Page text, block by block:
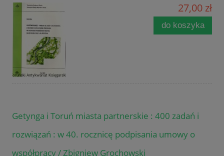
27,00 zł
do koszyka
Getynga i Toruń miasta partnerskie : 400 zadań i
rozwiązań : w 40. rocznicę podpisania umowy o
współpracy / Zbigniew Grochowski